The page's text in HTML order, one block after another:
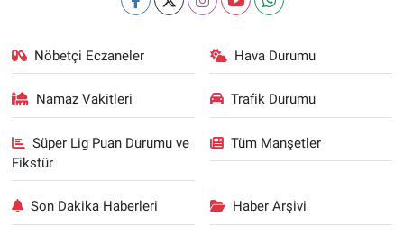
Nöbetçi Eczaneler Hava Durumu
Namaz Vakitleri Trafik Durumu
Süper Lig Puan Durumu ve
Fikstür
Tüm Manşetler
Son Dakika Haberleri Haber Arşivi